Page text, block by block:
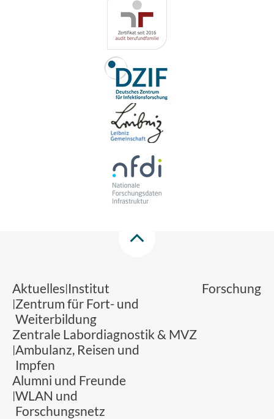
Aktuelles Institut
Forschung
Zentrum für Fort- und
Weiterbildung
Zentrale Labordiagnostik & MVZ
Ambulanz, Reisen und
Impfen
Alumni und Freunde
WLAN und
Forschungsnetz